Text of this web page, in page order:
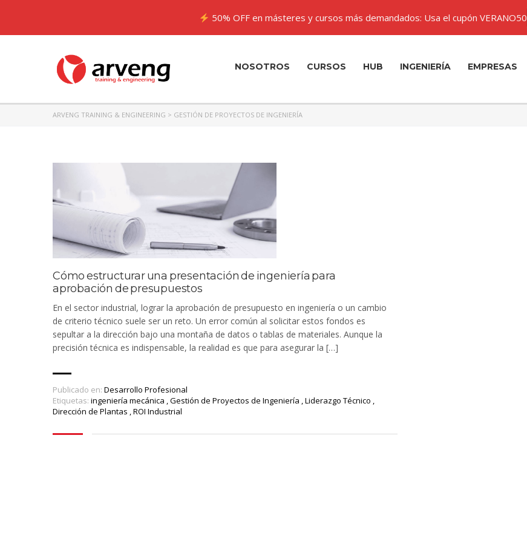
NOSOTROS CURSOS HUB INGENIERÍA EMPRESAS
ARVENG TRAINING & ENGINEERING > GESTIÓN DE PROYECTOS DE INGENIERÍA
Cómo estructurar una presentación de ingeniería para
aprobación de presupuestos
En el sector industrial, lograr la aprobación de presupuesto en ingeniería o un cambio
de criterio técnico suele ser un reto. Un error común al solicitar estos fondos es
sepultar a la dirección bajo una montaña de datos o tablas de materiales. Aunque la
precisión técnica es indispensable, la realidad es que para asegurar la […]
Publicado en: Desarrollo Profesional
Etiquetas: ingeniería mecánica ,Gestión de Proyectos de Ingeniería ,Liderazgo Técnico ,
Dirección de Plantas ,ROI Industrial
50% OFF en másteres y cursos más demandados: Usa el cupón VERANO50